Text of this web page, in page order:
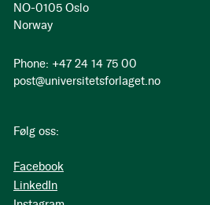
NO-0105 Oslo
Norway
Phone: +47 24 14 75 00
post@universitetsforlaget.no
Følg oss:
Facebook
LinkedIn